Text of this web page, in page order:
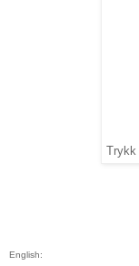
Trykk
English: